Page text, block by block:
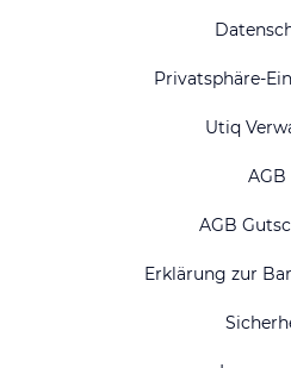
Privatsphäre-
Utiq
AGB
AGB
Erklärung zur